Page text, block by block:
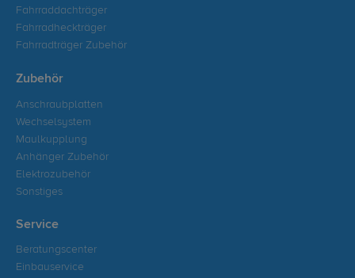
Fahrraddachträger
Fahrradheckträger
Fahrradträger Zubehör
Zubehör
Anschraubplatten
Wechselsystem
Maulkupplung
Anhänger Zubehör
Elektrozubehör
Sonstiges
Service
Beratungscenter
Einbauservice